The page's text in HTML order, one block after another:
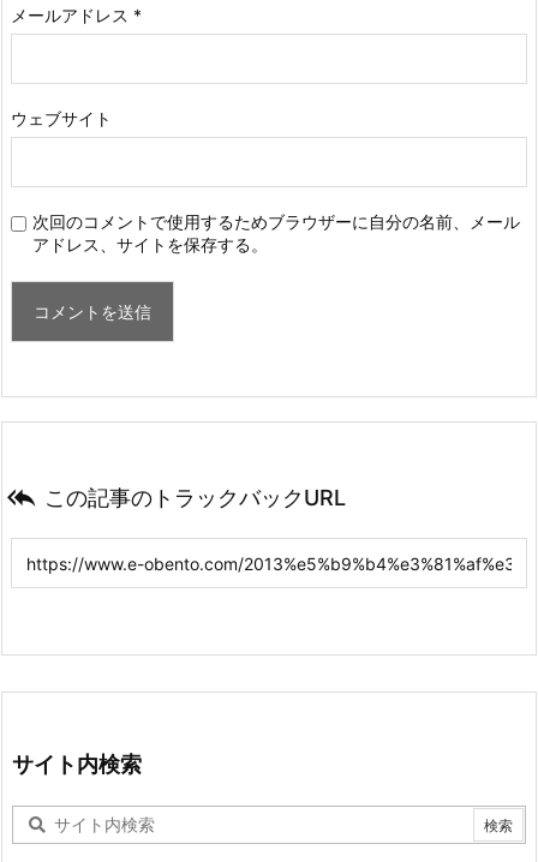
メールアドレス *
ウェブサイト
次回のコメントで使用するためブラウザーに自分の名前、メール
アドレス、サイトを保存する。
 この記事のトラックバックURL
サイト内検索